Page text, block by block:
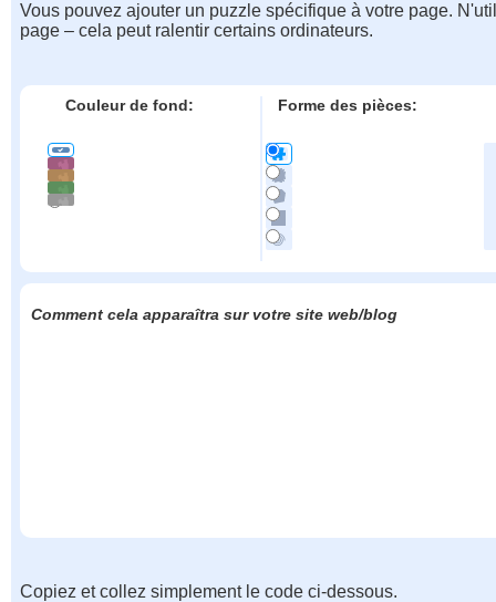
Vous pouvez ajouter un puzzle spécifique à votre page.
page – cela peut ralentir certains ordinateurs.
Couleur de fond: Forme des pièces:
Comment cela apparaîtra sur votre site web/blog
Copiez et collez simplement le code ci-dessous.